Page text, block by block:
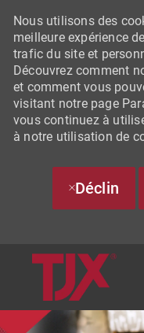
SKIP
Nous utilisons des
meilleure expérience
trafic du site et
Découvrez comment
et comment vous
visitant notre page
vous continuez à
à notre utilisation de
Déclin